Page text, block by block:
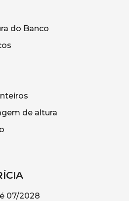
do Banco
de altura
07/2028